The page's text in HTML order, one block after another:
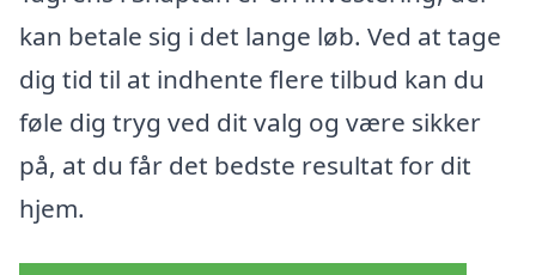
kan betale sig i det lange løb. Ved at tage
dig tid til at indhente flere tilbud kan du
føle dig tryg ved dit valg og være sikker
på, at du får det bedste resultat for dit
hjem.